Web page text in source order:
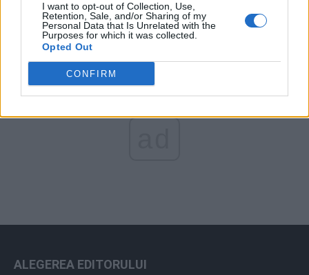
I want to opt-out of Collection, Use,
Retention, Sale, and/or Sharing of my
Personal Data that Is Unrelated with the
Purposes for which it was collected.
Opted Out
CONFIRM
ALEGEREA EDITORULUI